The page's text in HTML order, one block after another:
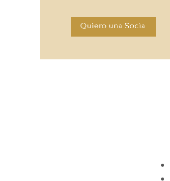
Quiero una Socia